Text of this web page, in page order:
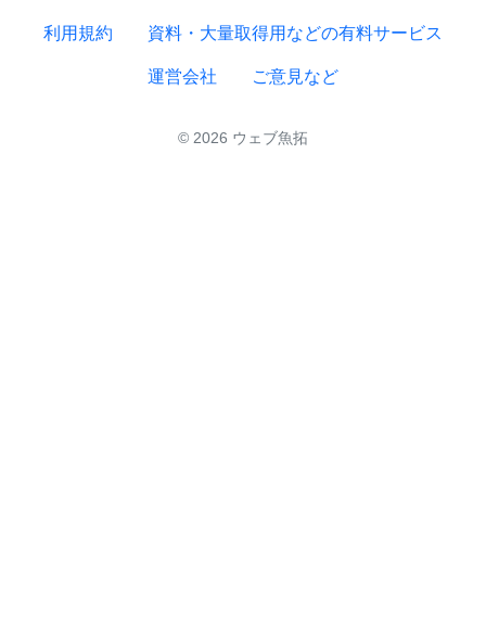
利用規約 資料・大量取得用などの有料サービス
運営会社 ご意見など
© 2026 ウェブ魚拓